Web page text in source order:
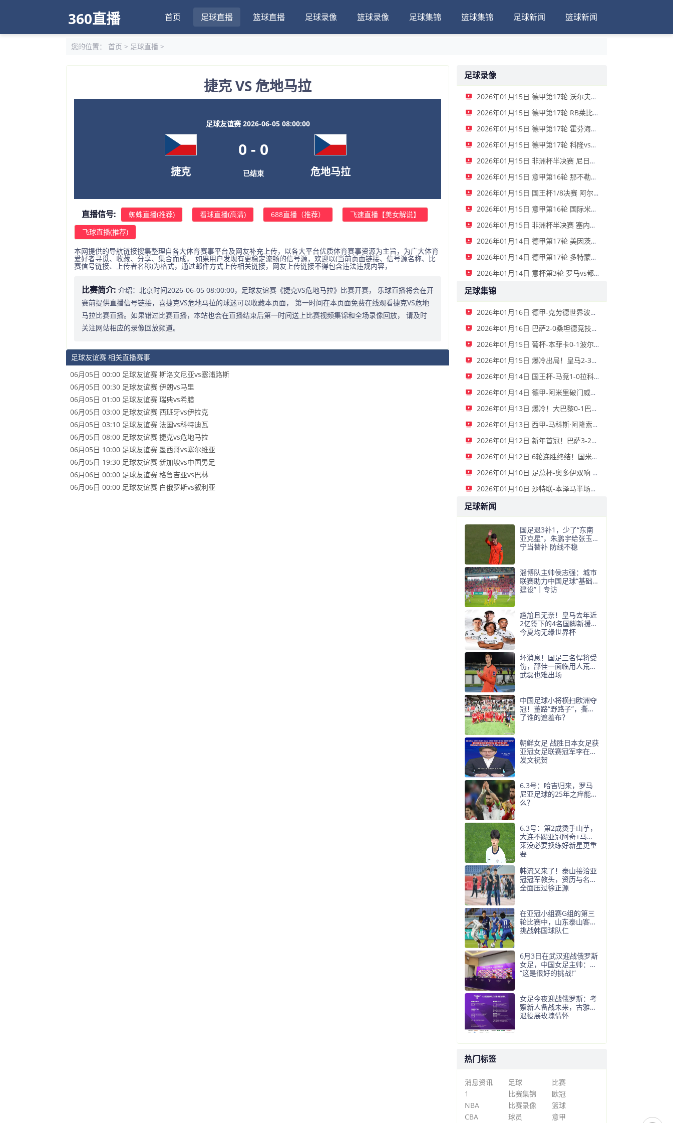
360直播 首页 足球直播 篮球直播 足球录像 篮球录像 足球集锦 篮球集锦 足球新闻 篮球新闻
您的位置： 首页 > 足球直播 >
捷克 VS 危地马拉
足球友谊赛 2026-06-05 08:00:00
捷克
0 - 0
已结束 危地马拉
直播信号: 蜘蛛直播(推荐) 看球直播(高清) 688直播（推荐）
飞速直播【美女解说】
飞球直播(推荐)
本网提供的导航链接搜集整理自各大体育赛事平台及网友补充上传，以各大平台优质体育赛事资源为主旨，为广大体育
爱好者寻觅、收藏、分享、集合而成， 如果用户发现有更稳定流畅的信号源，欢迎以(当前页面链接、信号源名称、比
赛信号链接、上传者名称)为格式，通过邮件方式上传相关链接，网友上传链接不得包含违法违规内容，
比赛简介: 介绍：北京时间2026-06-05 08:00:00，足球友谊赛《捷克VS危地马拉》比赛开赛， 乐球直播将会在开
赛前提供直播信号链接，喜捷克VS危地马拉的球迷可以收藏本页面， 第一时间在本页面免费在线观看捷克VS危地
马拉比赛直播。如果错过比赛直播，本站也会在直播结束后第一时间送上比赛视频集锦和全场录像回放， 请及时
关注网站相应的录像回放频道。
足球友谊赛 相关直播赛事
06月05日 00:00 足球友谊赛 斯洛文尼亚vs塞浦路斯
06月05日 00:30 足球友谊赛 伊朗vs马里
06月05日 01:00 足球友谊赛 瑞典vs希腊
06月05日 03:00 足球友谊赛 西班牙vs伊拉克
06月05日 03:10 足球友谊赛 法国vs科特迪瓦
06月05日 08:00 足球友谊赛 捷克vs危地马拉
06月05日 10:00 足球友谊赛 墨西哥vs塞尔维亚
06月05日 19:30 足球友谊赛 新加坡vs中国男足
06月06日 00:00 足球友谊赛 格鲁吉亚vs巴林
06月06日 00:00 足球友谊赛 白俄罗斯vs叙利亚
足球录像
2026年01月15日 德甲第17轮 沃尔夫斯堡vs圣保利 全场录像
2026年01月15日 德甲第17轮 RB莱比锡vs弗赖堡 全场录像
2026年01月15日 德甲第17轮 霍芬海姆vs门兴 全场录像
2026年01月15日 德甲第17轮 科隆vs拜仁慕尼黑 全场录像
2026年01月15日 非洲杯半决赛 尼日利亚vs摩洛哥 全场录像
2026年01月15日 意甲第16轮 那不勒斯vs帕尔马 全场录像
2026年01月15日 国王杯1/8决赛 阿尔瓦塞特vs皇家马德里 全场录像
2026年01月15日 意甲第16轮 国际米兰vs莱切 全场录像
2026年01月15日 非洲杯半决赛 塞内加尔vs埃及 全场录像
2026年01月14日 德甲第17轮 美因茨vs海登海姆 全场录像
2026年01月14日 德甲第17轮 多特蒙德vs不莱梅 全场录像
2026年01月14日 意杯第3轮 罗马vs都灵 全场录像
足球集锦
2026年01月16日 德甲-克劳德世界波柳比西奇绝平 十人柏林联合1-1奥格斯堡
2026年01月16日 巴萨2-0桑坦德竞技晋级国王杯八强 费兰单刀球破门亚马尔建功
2026年01月15日 葡杯-本菲卡0-1波尔图止步八强 贝德纳雷克制胜帕夫利季斯失良机
2026年01月15日 爆冷出局！皇马2-3遭西乙队阿尔瓦塞特补时绝杀 无缘国王杯8强
2026年01月14日 国王杯-马竞1-0拉科鲁尼亚 格列兹曼十分角任意球破门+远射中横梁
2026年01月14日 德甲-阿米里破门威德默建功 美因茨2-1海登海姆
2026年01月13日 爆冷！大巴黎0-1巴黎FC止步法国杯32强 登贝莱失单刀埃梅里中框
2026年01月13日 西甲-马科斯·阿隆索点射制胜 塞尔塔客场1-0塞维利亚
2026年01月12日 新年首冠！巴萨3-2皇马卫冕西超杯 拉菲尼亚双响维尼修斯一条龙
2026年01月12日 6轮连胜终结！国米2-2那不勒斯 麦克托米奈双响恰20点射孔蒂染红
2026年01月10日 足总杯-奥多伊双响 点球大战诺丁汉森林6-7雷克瑟姆
2026年01月10日 沙特联-本泽马半场戴帽 吉达联合4-0拉斯永恒
足球新闻
国足退3补1，少了“东南
亚克星”，朱鹏宇给张玉
宁当替补 防线不稳
淄博队主帅侯志强：城市
联赛助力中国足球“基础
建设”｜专访
尴尬且无奈！皇马去年近
2亿签下的4名国脚新援，
今夏均无缘世界杯
坏消息！国足三名悍将受
伤，邵佳一面临用人荒，
武磊也难出场
中国足球小将横扫欧洲夺
冠！董路“野路子”，撕开
了谁的遮羞布？
朝鲜女足 战胜日本女足获
亚冠女足联赛冠军李在明
发文祝贺
6.3号：哈吉归来，罗马
尼亚足球的25年之痒能解
么？
6.3号：第2成烫手山芋，
大连不踢亚冠阿奇+马莱
莱没必要换练好新星更重
要
韩流又来了！泰山接洽亚
冠冠军教头，资历与名气
全面压过徐正源
在亚冠小组赛G组的第三
轮比赛中，山东泰山客场
挑战韩国球队仁
6月3日在武汉迎战俄罗斯
女足，中国女足主帅：
“这是很好的挑战!”
女足今夜迎战俄罗斯：考
察新人备战未来，古雅沙
退役展玫瑰情怀
热门标签
消息资讯 足球
比赛
1
比赛集锦
欧冠
NBA
比赛录像
篮球
CBA
球员 意甲